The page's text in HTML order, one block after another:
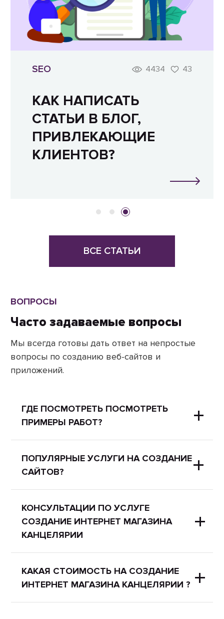
SEO 4434 43
КАК НАПИСАТЬ
СТАТЬИ В БЛОГ,
ПРИВЛЕКАЮЩИЕ
КЛИЕНТОВ?
ВСЕ СТАТЬИ
ВОПРОСЫ
Часто задаваемые вопросы
Мы всегда готовы дать ответ на непростые
вопросы по созданию веб-сайтов и
приложений.
ГДЕ ПОСМОТРЕТЬ ПОСМОТРЕТЬ
ПРИМЕРЫ РАБОТ?
Портфолионашей компании
доступно на сайте или по прямым
ссылкам:
Разработка сайтов;
ПОПУЛЯРНЫЕ УСЛУГИ НА СОЗДАНИЕ
САЙТОВ?
Самые популярные услуги
разработки сайтов:
Сайт автозапчастей
Лендинг на Битрикс
Разработка на Bitrix
КОНСУЛЬТАЦИИ ПО УСЛУГЕ
СОЗДАНИЕ ИНТЕРНЕТ МАГАЗИНА
КАНЦЕЛЯРИИ
Наши специалисты могут помочь
Вам в выборе услуги, определить
все аспекты вашего нового сайта,
КАКАЯ СТОИМОСТЬ НА СОЗДАНИЕ
ИНТЕРНЕТ МАГАЗИНА КАНЦЕЛЯРИИ ?